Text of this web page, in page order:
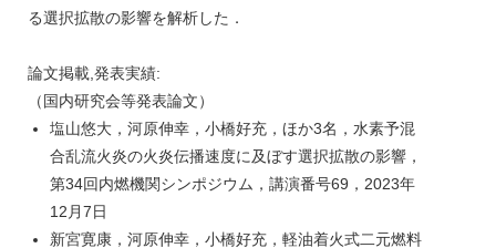
る選択拡散の影響を解析した．
論文掲載,発表実績:
（国内研究会等発表論文）
塩山悠大，河原伸幸，小橋好充，ほか3名，水素予混
合乱流火炎の火炎伝播速度に及ぼす選択拡散の影響，
第34回内燃機関シンポジウム，講演番号69，2023年
12月7日
新宮寛康，河原伸幸，小橋好充，軽油着火式二元燃料